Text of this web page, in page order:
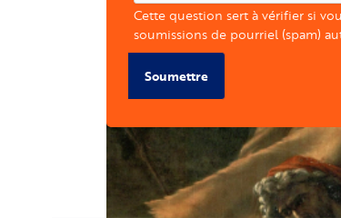
Cette question sert à vérifier si
soumissions de pourriel (spam)
Soumettre